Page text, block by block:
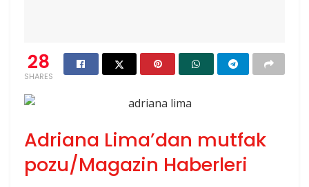
28
SHARES
Adriana Lima’dan mutfak
pozu/Magazin Haberleri